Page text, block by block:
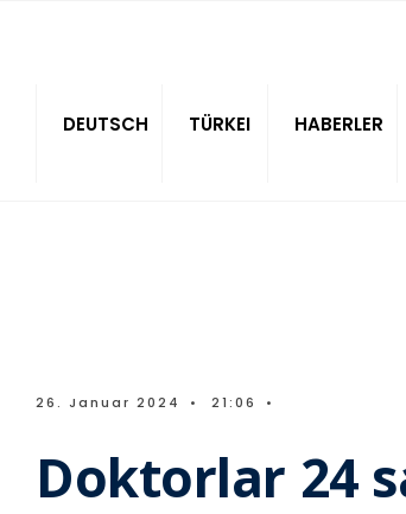
DEUTSCH TÜRKEI HABERLER
26. Januar 2024 • 21:06 •
Doktorlar 24